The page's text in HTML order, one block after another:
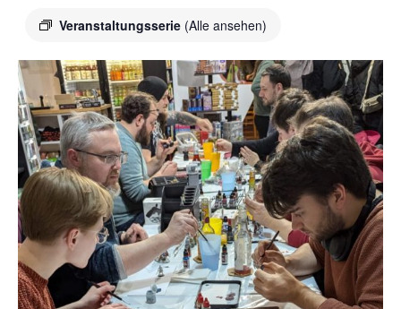
Veranstaltungsserie (Alle ansehen)